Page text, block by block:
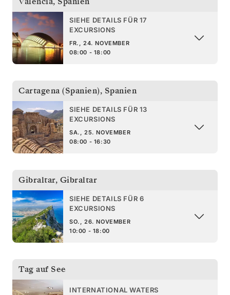
SIEHE DETAILS FÜR 17
EXCURSIONS
FR., 24. NOVEMBER
08:00 - 18:00
Cartagena (Spanien), Spanien
SIEHE DETAILS FÜR 13
EXCURSIONS
SA., 25. NOVEMBER
08:00 - 16:30
Gibraltar, Gibraltar
SIEHE DETAILS FÜR 6
EXCURSIONS
SO., 26. NOVEMBER
10:00 - 18:00
Tag auf See
INTERNATIONAL WATERS